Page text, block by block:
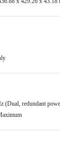
(Dual, redundant